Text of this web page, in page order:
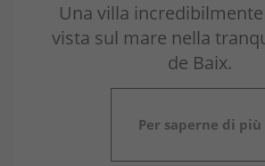
Una villa
vista sul mare nella
de Baix.
Per saperne di più